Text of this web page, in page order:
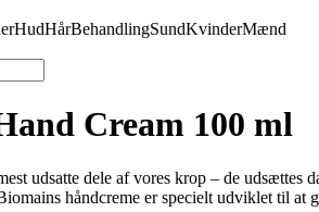
HudHårBehandlingSundKvinderMænd
Cream 100 ml
udsatte dele af vores krop – de
håndcreme er specielt udviklet til